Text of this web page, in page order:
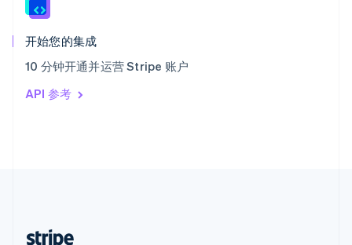
开始您的集成
10 分钟开通并运营 Stripe 账户
API 参考
匈牙利
English
ItalianoEnglish
印度
English